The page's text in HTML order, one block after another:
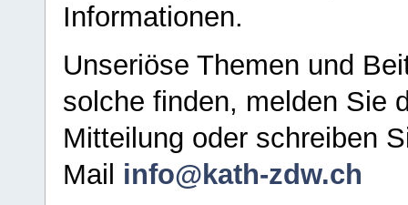
Informationen.
Unseriöse Themen und
solche finden, melden Sie
Mitteilung oder schreiben
Mail info@kath-zdw.ch